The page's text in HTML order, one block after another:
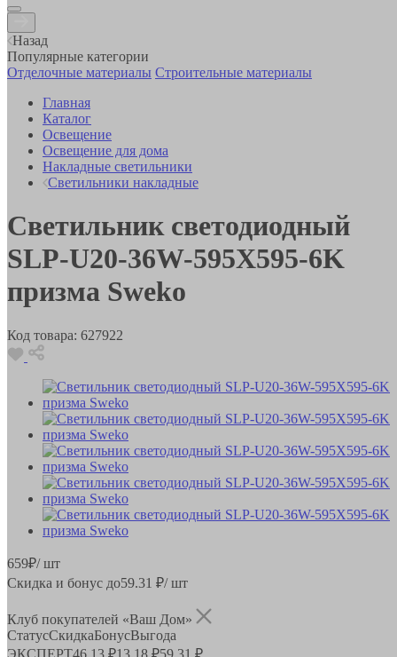
Назад
Популярные категории
Отделочные материалы Строительные материалы
Главная
Каталог
Освещение
Освещение для дома
Накладные светильники
Светильники накладные
Светильник светодиодный
SLP-U20-36W-595X595-6K
призма Sweko
Код товара: 627922
659₽/ шт
Скидка и бонус до59.31 ₽/ шт
Клуб покупателей «Ваш Дом»
СтатусСкидкаБонусВыгода
ЭКСПЕРТ46.13 ₽13.18 ₽59.31 ₽